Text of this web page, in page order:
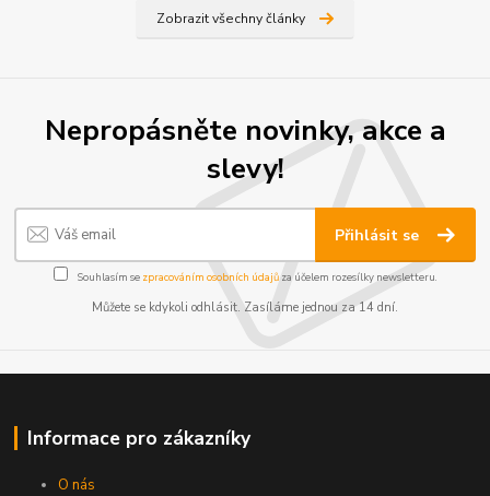
Zobrazit všechny články
Nepropásněte novinky, akce a
slevy!
Přihlásit se
Souhlasím se zpracováním osobních údajůza účelem rozesílky newsletteru.
Můžete se kdykoli odhlásit. Zasíláme jednou za 14 dní.
Informace pro zákazníky
O nás